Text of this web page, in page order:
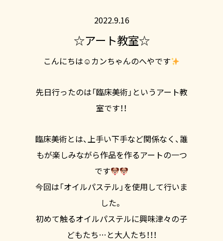
2022.9.16
☆アート教室☆
こんにちは☺カンちゃんのへやです
先日行ったのは「臨床美術」というアート教
室です！！
臨床美術とは、上手い下手など関係なく、誰
もが楽しみながら作品を作るアートの一つ
です
今回は「オイルパステル」を使用して行いま
した。
初めて触るオイルパステルに興味津々の子
どもたち…と大人たち！！！